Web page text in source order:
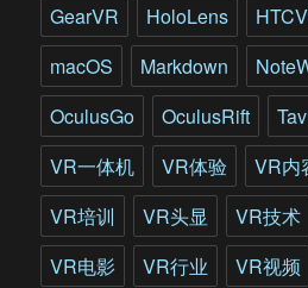
GearVR
HoloLens
macOS
Markdown
OculusGo
OculusRift
VR一体机
VR体验 VR内
VR培训
VR头显 VR技术
VR电影
VR行业 VR视频